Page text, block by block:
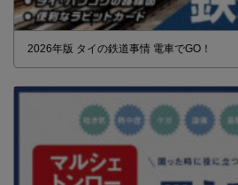
2026年版 タイの鉄道事情 電車でGO！